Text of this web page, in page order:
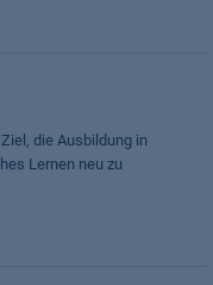
die Ausbildung in
Lernen neu zu